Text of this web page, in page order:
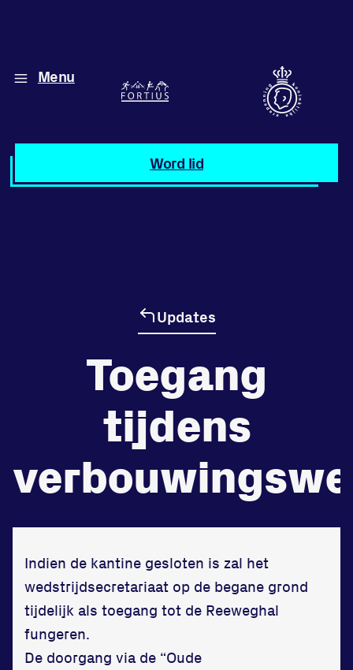
Menu
Word lid
Diverse disciplines
Atletiek
Beheers de
tegenstander
zet je samen
Running
Updates
Toegang
tijdens
Indien de kantine gesloten is zal het
wedstrijdsecretariaat op de begane grond
tijdelijk als toegang tot de Reeweghal
fungeren.
De doorgang via de “Oude